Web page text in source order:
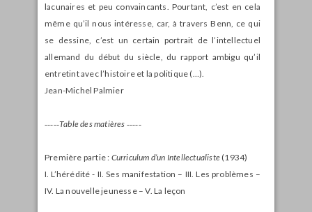
lacunaires et peu convaincants. Pourtant, c’est en cela
même qu’il nous intéresse, car, à travers Benn, ce qui
se dessine, c’est un certain portrait de l’intellectuel
allemand du début du siècle, du rapport ambigu qu’il
entretint avec l’histoire et la politique (…).
Jean-Michel Palmier
‑‑‑‑‑Table des matières ‑‑‑‑‑
Première partie : Curriculum d’un Intellectualiste (1934)
I. L’hérédité - II. Ses manifestation – III. Les problèmes –
IV. La nouvelle jeunesse – V. La leçon